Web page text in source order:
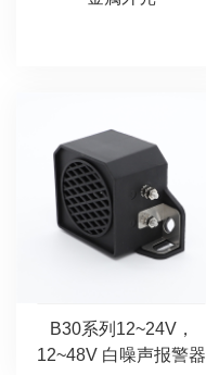
B30系列12~24V，
12~48V 白噪声报警器